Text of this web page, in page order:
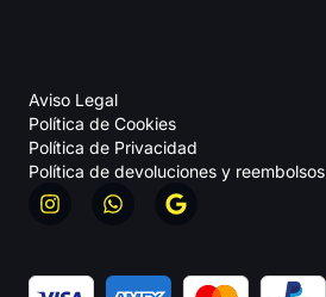
Aviso Legal
Política de Cookies
Política de Privacidad
Política de devoluciones y reembolsos